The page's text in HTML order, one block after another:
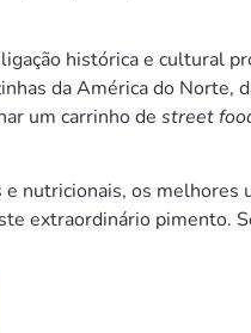
histórica e cultural
da América do Norte,
um carrinho de street
nutricionais, os melhores
extraordinário pimento.